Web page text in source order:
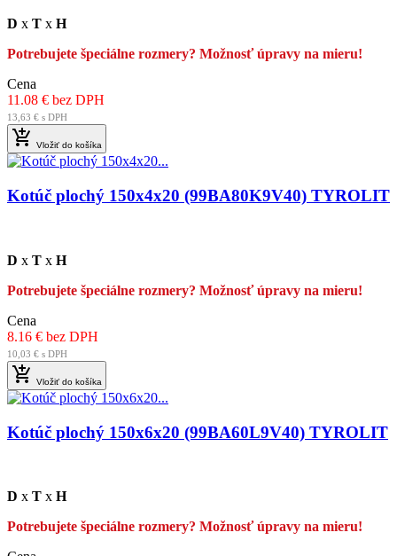
D x T x H
Potrebujete špeciálne rozmery? Možnosť úpravy na mieru!
Cena
11.08 € bez DPH
13,63 € s DPH
 Vložiť do košíka
Kotúč plochý 150x4x20 (99BA80K9V40) TYROLIT
D x T x H
Potrebujete špeciálne rozmery? Možnosť úpravy na mieru!
Cena
8.16 € bez DPH
10,03 € s DPH
 Vložiť do košíka
Kotúč plochý 150x6x20 (99BA60L9V40) TYROLIT
D x T x H
Potrebujete špeciálne rozmery? Možnosť úpravy na mieru!